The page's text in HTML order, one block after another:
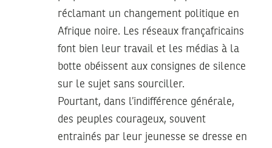
réclamant un changement politique en
Afrique noire. Les réseaux françafricains
font bien leur travail et les médias à la
botte obéissent aux consignes de silence
sur le sujet sans sourciller.
Pourtant, dans l’indifférence générale,
des peuples courageux, souvent
entrainés par leur jeunesse se dresse en